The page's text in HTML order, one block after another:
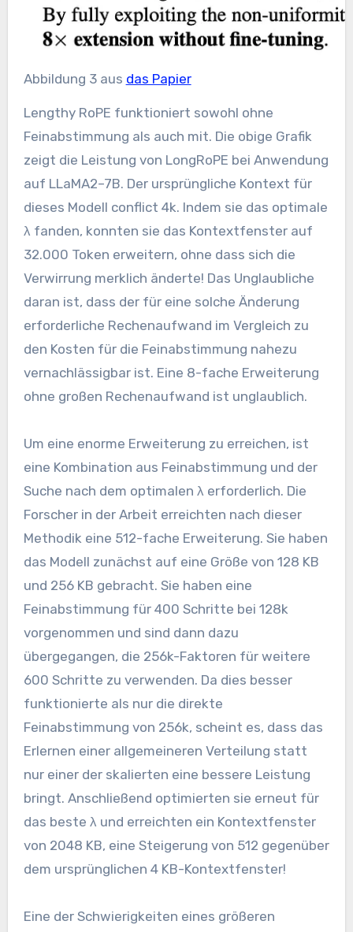
Abbildung 3 aus das Papier
Lengthy RoPE funktioniert sowohl ohne
Feinabstimmung als auch mit. Die obige Grafik
zeigt die Leistung von LongRoPE bei Anwendung
auf LLaMA2–7B. Der ursprüngliche Kontext für
dieses Modell conflict 4k. Indem sie das optimale
λ fanden, konnten sie das Kontextfenster auf
32.000 Token erweitern, ohne dass sich die
Verwirrung merklich änderte! Das Unglaubliche
daran ist, dass der für eine solche Änderung
erforderliche Rechenaufwand im Vergleich zu
den Kosten für die Feinabstimmung nahezu
vernachlässigbar ist. Eine 8-fache Erweiterung
ohne großen Rechenaufwand ist unglaublich.
Um eine enorme Erweiterung zu erreichen, ist
eine Kombination aus Feinabstimmung und der
Suche nach dem optimalen λ erforderlich. Die
Forscher in der Arbeit erreichten nach dieser
Methodik eine 512-fache Erweiterung. Sie haben
das Modell zunächst auf eine Größe von 128 KB
und 256 KB gebracht. Sie haben eine
Feinabstimmung für 400 Schritte bei 128k
vorgenommen und sind dann dazu
übergegangen, die 256k-Faktoren für weitere
600 Schritte zu verwenden. Da dies besser
funktionierte als nur die direkte
Feinabstimmung von 256k, scheint es, dass das
Erlernen einer allgemeineren Verteilung statt
nur einer der skalierten eine bessere Leistung
bringt. Anschließend optimierten sie erneut für
das beste λ und erreichten ein Kontextfenster
von 2048 KB, eine Steigerung von 512 gegenüber
dem ursprünglichen 4 KB-Kontextfenster!
Eine der Schwierigkeiten eines größeren